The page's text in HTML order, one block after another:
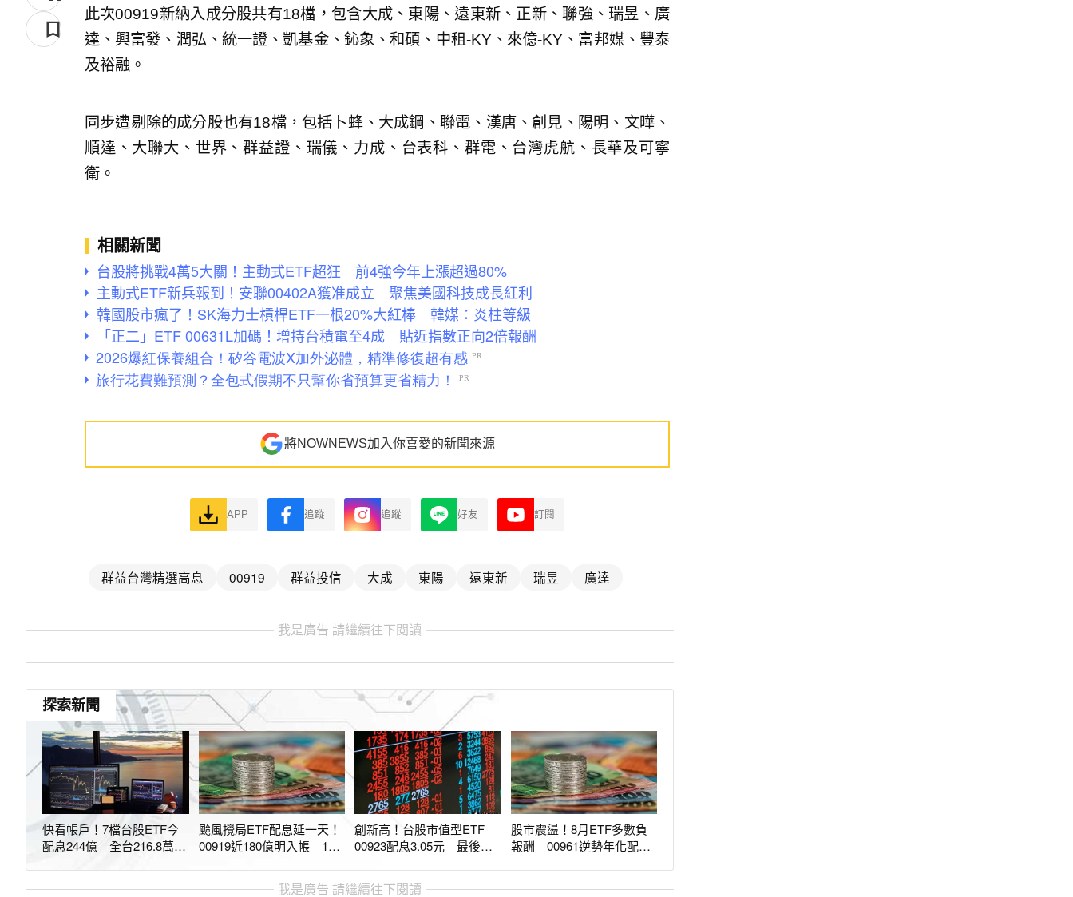
此次00919新納入成分股共有18檔，包含大成、東陽、遠東新、正新、聯強、瑞昱、廣
達、興富發、潤弘、統一證、凱基金、鈊象、和碩、中租-KY、來億-KY、富邦媒、豐泰
及裕融。
同步遭剔除的成分股也有18檔，包括卜蜂、大成鋼、聯電、漢唐、創見、陽明、文曄、
順達、大聯大、世界、群益證、瑞儀、力成、台表科、群電、台灣虎航、長華及可寧
衛。
相關新聞
台股將挑戰4萬5大關！主動式ETF超狂 前4強今年上漲超過80%
主動式ETF新兵報到！安聯00402A獲准成立 聚焦美國科技成長紅利
韓國股市瘋了！SK海力士槓桿ETF一根20%大紅棒 韓媒：炎柱等級
「正二」ETF 00631L加碼！增持台積電至4成 貼近指數正向2倍報酬
將NOWNEWS加入你喜愛的新聞來源
APP 追蹤 追蹤 好友 訂閱
群益台灣精選高息 00919 群益投信 大成 東陽 遠東新 瑞昱 廣達
我是廣告 請繼續往下閱讀
探索新聞
快看帳戶！7檔台股ETF今
配息244億 全台216.8萬投
颱風攪局ETF配息延一天！
00919近180億明入帳 133
創新高！台股市值型ETF
00923配息3.05元 最後買
股市震盪！8月ETF多數負
報酬 00961逆勢年化配息
我是廣告 請繼續往下閱讀